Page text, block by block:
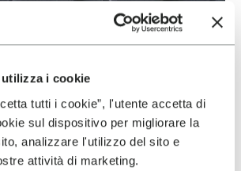
i cookie
tutti i cookie”, l'utente accetta di
sul dispositivo per migliorare la
analizzare l'utilizzo del sito e
attività di marketing.